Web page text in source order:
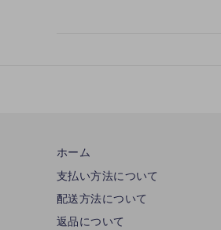
ホーム
支払い方法について
配送方法について
返品について